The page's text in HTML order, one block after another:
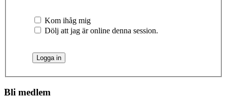
Kom ihåg mig
Dölj att jag är online denna session.
Bli medlem